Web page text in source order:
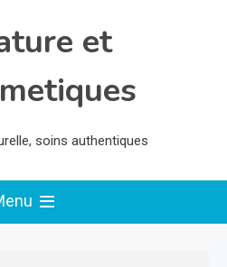
et
soins authentiques